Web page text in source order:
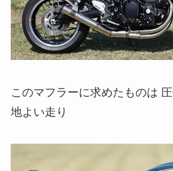
このマフラーに求めたものは
地よい走り